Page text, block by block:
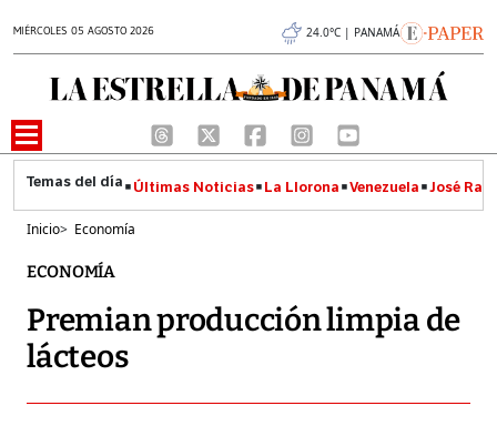
MIÉRCOLES 05 AGOSTO 2026 24.0°C | PANAMÁ
Últimas Noticias La Llorona Venezuela José
Inicio> Economía
ECONOMÍA
Premian producción limpia de
lácteos